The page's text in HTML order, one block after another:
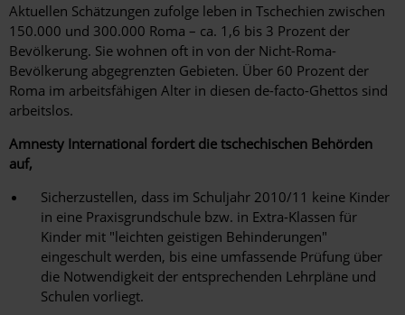
Aktuellen Schätzungen zufolge leben in Tschechien zwischen
150.000 und 300.000 Roma – ca. 1,6 bis 3 Prozent der
Bevölkerung. Sie wohnen oft in von der Nicht-Roma-
Bevölkerung abgegrenzten Gebieten. Über 60 Prozent der
Roma im arbeitsfähigen Alter in diesen de-facto-Ghettos sind
arbeitslos.
Amnesty International fordert die tschechischen Behörden
auf,
Sicherzustellen, dass im Schuljahr 2010/11 keine Kinder
in eine Praxisgrundschule bzw. in Extra-Klassen für
Kinder mit "leichten geistigen Behinderungen"
eingeschult werden, bis eine umfassende Prüfung über
die Notwendigkeit der entsprechenden Lehrpläne und
Schulen vorliegt.